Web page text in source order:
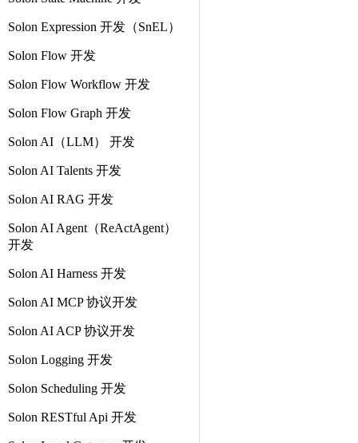
Solon Expression 开发（SnEL）
Solon Flow 开发
Solon Flow Workflow 开发
Solon Flow Graph 开发
Solon AI（LLM） 开发
Solon AI Talents 开发
Solon AI RAG 开发
Solon AI Agent（ReActAgent）
开发
Solon AI Harness 开发
Solon AI MCP 协议开发
Solon AI ACP 协议开发
Solon Logging 开发
Solon Scheduling 开发
Solon RESTful Api 开发